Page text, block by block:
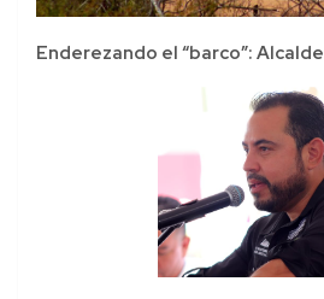
Enderezando el “barco”: Alcalde